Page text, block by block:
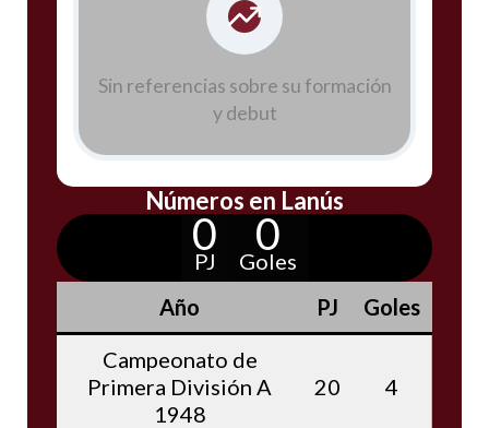
Sin referencias sobre su formación
y debut
Números en Lanús
0
PJ
0
Goles
Año
PJ
Goles
Campeonato de
Primera División A
1948
20 4